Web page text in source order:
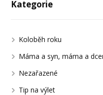
Kategorie
Koloběh roku
Máma a syn, máma a
Nezařazené
Tip na výlet